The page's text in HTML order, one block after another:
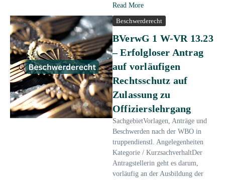
Read More
Beschwerderecht
BVerwG 1 W-VR 13.23
– Erfolgloser Antrag
auf vorläufigen
Rechtsschutz auf
Zulassung zu
Offizierslehrgang
SachgebietVorlagen, Anträge und
Beschwerden nach der WBO in
truppendienstl. Angelegenheiten
Kategorie / KurzsachverhaltDer
Antragstellerin geht es darum,
vorläufig an der Ausbildung der